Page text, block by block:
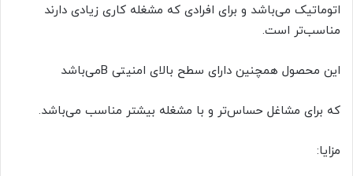
اتوماتیک می‌باشد و برای افرادی که مشغله کاری زیادی دارند
مناسب‌تر است.
این محصول همچنین دارای سطح بالای امنیتی Bمی‌باشد
که برای مشاغل حساس‌تر و با مشغله بیشتر مناسب می‌باشد.
مزایا: